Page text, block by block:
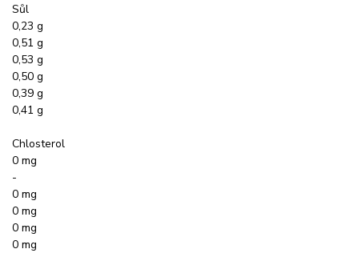
Sůl
0,23 g
0,51 g
0,53 g
0,50 g
0,39 g
0,41 g
Chlosterol
0 mg
-
0 mg
0 mg
0 mg
0 mg